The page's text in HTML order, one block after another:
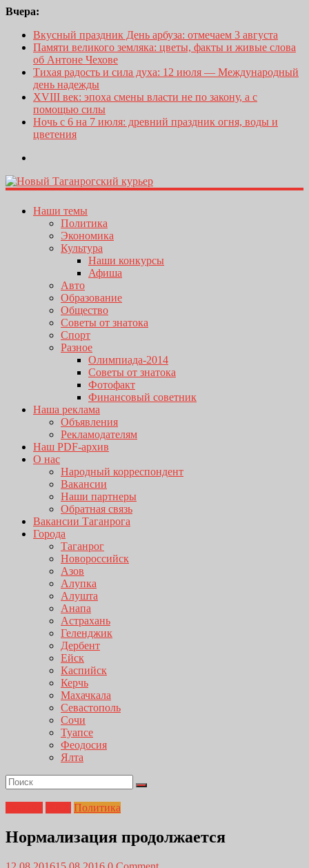
Вчера:
Вкусный праздник День арбуза: отмечаем 3 августа
Памяти великого земляка: цветы, факты и живые слова
об Антоне Чехове
Тихая радость и сила духа: 12 июля — Международный
день надежды
XVIII век: эпоха смены власти не по закону, а с
помощью силы
Ночь с 6 на 7 июля: древний праздник огня, воды и
цветения
Наши темы
Политика
Экономика
Культура
Наши конкурсы
Афиша
Авто
Образование
Общество
Советы от знатока
Спорт
Разное
Олимпиада-2014
Советы от знатока
Фотофакт
Финансовый советник
Наша реклама
Объявления
Рекламодателям
Наш PDF-архив
О нас
Народный корреспондент
Вакансии
Наши партнеры
Обратная связь
Вакансии Таганрога
Города
Таганрог
Новороссийск
Азов
Алупка
Алушта
Анапа
Астрахань
Геленджик
Дербент
Ейск
Каспийск
Керчь
Махачкала
Севастополь
Сочи
Туапсе
Феодосия
Ялта
Политика
Нормализация продолжается